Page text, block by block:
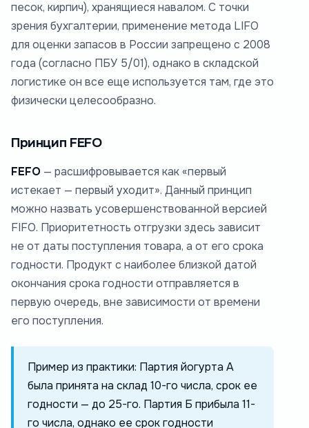
песок, кирпич), хранящиеся навалом. С точки
зрения бухгалтерии, применение метода LIFO
для оценки запасов в России запрещено с 2008
года (согласно ПБУ 5/01), однако в складской
логистике он все еще используется там, где это
физически целесообразно.
Принцип FEFO
FEFO — расшифровывается как «первый
истекает — первый уходит». Данный принцип
можно назвать усовершенствованной версией
FIFO. Приоритетность отгрузки здесь зависит
не от даты поступления товара, а от его срока
годности. Продукт с наиболее близкой датой
окончания срока годности отправляется в
первую очередь, вне зависимости от времени
его поступления.
Пример из практики: Партия йогурта А
была принята на склад 10-го числа, срок ее
годности — до 25-го. Партия Б прибыла 11-
го числа, однако ее срок годности